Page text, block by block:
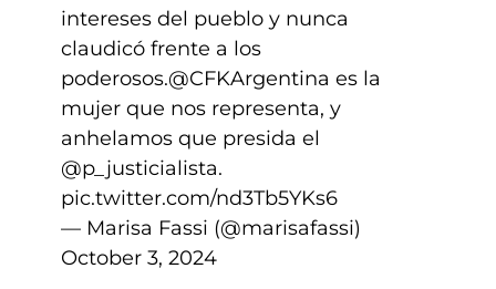
intereses del pueblo y nunca
claudicó frente a los
poderosos.@CFKArgentina es la
mujer que nos representa, y
anhelamos que presida el
@p_justicialista.
pic.twitter.com/nd3Tb5YKs6
— Marisa Fassi (@marisafassi)
October 3, 2024